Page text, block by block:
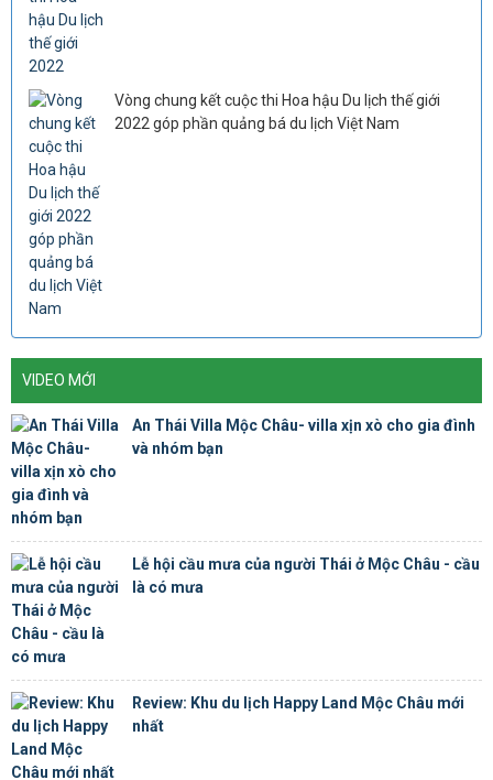
Vòng chung kết cuộc thi Hoa hậu Du lịch thế giới
2022 góp phần quảng bá du lịch Việt Nam
VIDEO MỚI
An Thái Villa Mộc Châu- villa xịn xò cho gia đình
và nhóm bạn
Lễ hội cầu mưa của người Thái ở Mộc Châu - cầu
là có mưa
Review: Khu du lịch Happy Land Mộc Châu mới
nhất